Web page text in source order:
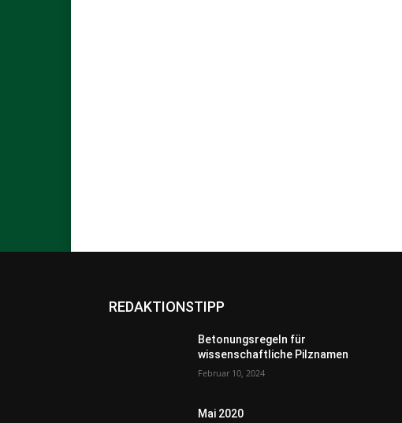
REDAKTIONSTIPP
Betonungsregeln für
wissenschaftliche Pilznamen
Februar 10, 2024
Mai 2020